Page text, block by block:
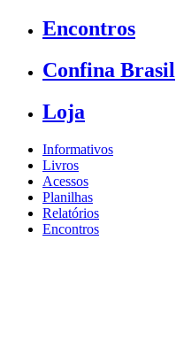
Encontros
Confina Brasil
Loja
Informativos
Livros
Acessos
Planilhas
Relatórios
Encontros